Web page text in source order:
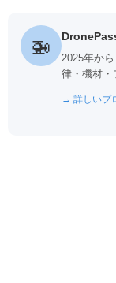
🚁
2025年か
律・機材・
→ 詳しいプ